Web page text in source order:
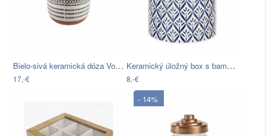
Bielo-sivá keramická dóza Vox Virgo,…
17,-€
Keramický úložný box s bambusovým vekom…
8,-€
- 14%